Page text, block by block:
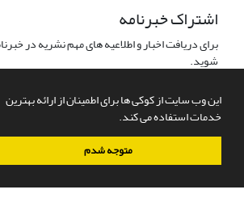
این وب سایت از کوکی ها برای اطمینان از ارائه بهترین
خدمات استفاده می کند.
متوجه شدم
اشتراک خبرنامه
برای دریافت اخبار و اطلاعیه های مهم نشریه در
شوید.
سامانه مدیریت نشریات علمی.طراحی و پیاده سازی